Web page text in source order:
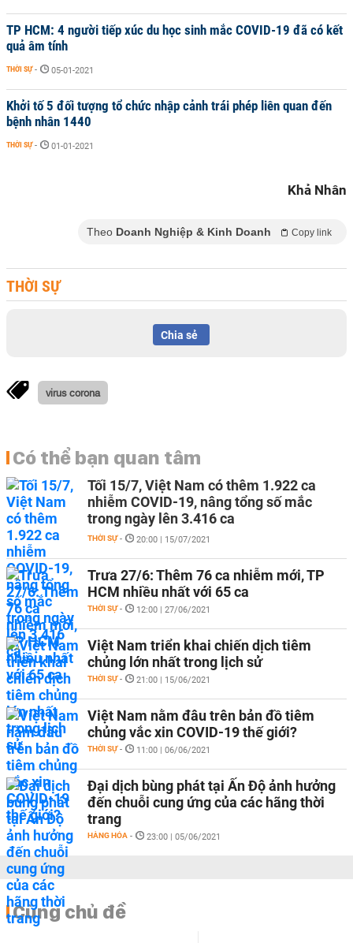
TP HCM: 4 người tiếp xúc du học sinh mắc COVID-19 đã có kết
quả âm tính
THỜI SỰ - 05-01-2021
Khởi tố 5 đối tượng tổ chức nhập cảnh trái phép liên quan đến
bệnh nhân 1440
THỜI SỰ - 01-01-2021
Khả Nhân
Theo Doanh Nghiệp & Kinh Doanh Copy link
THỜI SỰ
Chia sẻ
virus corona
Có thể bạn quan tâm
Tối 15/7, Việt Nam có thêm 1.922 ca
nhiễm COVID-19, nâng tổng số mắc
trong ngày lên 3.416 ca
THỜI SỰ - 20:00 | 15/07/2021
Trưa 27/6: Thêm 76 ca nhiễm mới, TP
HCM nhiều nhất với 65 ca
THỜI SỰ - 12:00 | 27/06/2021
Việt Nam triển khai chiến dịch tiêm
chủng lớn nhất trong lịch sử
THỜI SỰ - 21:00 | 15/06/2021
Việt Nam nằm đâu trên bản đồ tiêm
chủng vắc xin COVID-19 thế giới?
THỜI SỰ - 11:00 | 06/06/2021
Đại dịch bùng phát tại Ấn Độ ảnh hưởng
đến chuỗi cung ứng của các hãng thời
trang
HÀNG HÓA - 23:00 | 05/06/2021
Cùng chủ đề